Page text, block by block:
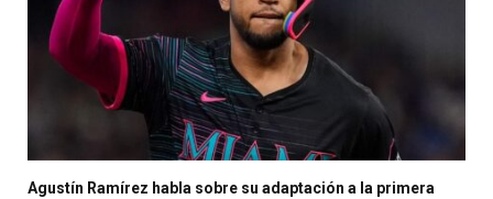
Agustín Ramírez habla sobre su adaptación a la primera